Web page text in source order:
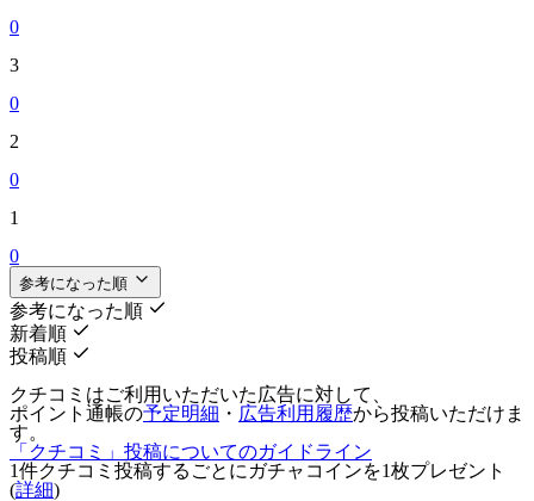
0
3
0
2
0
1
0
参考になった順
参考になった順
新着順
投稿順
クチコミはご利用いただいた広告に対して、
ポイント通帳の予定明細 ・ 広告利用履歴から投稿いただけま
す。
「クチコミ」投稿についてのガイドライン
1件クチコミ投稿するごとに ガチャコインを1枚プレゼント
(詳細)